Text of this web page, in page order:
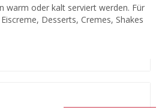
warm oder kalt serviert werden. Für
Desserts, Cremes, Shakes